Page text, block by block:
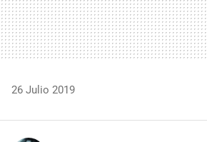
26 Julio 2019